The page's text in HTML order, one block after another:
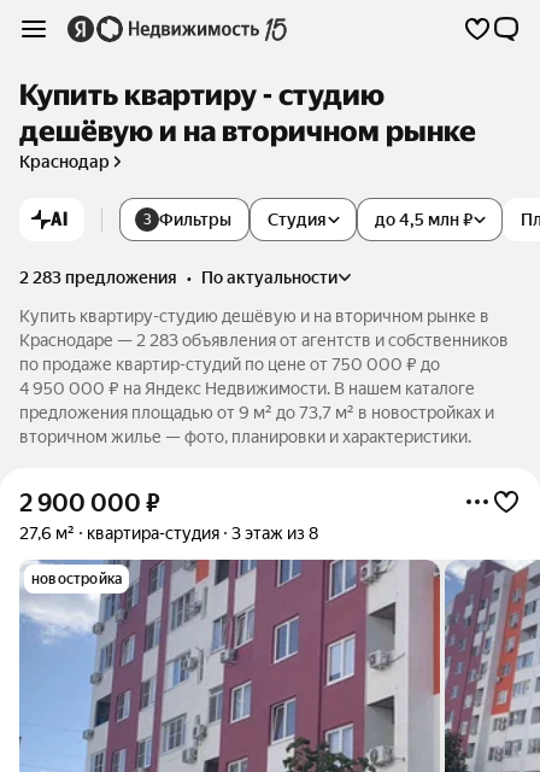
Купить квартиру - студию
дешёвую и на вторичном рынке
Краснодар
AI 3 Фильтры Студия до 4,5 млн ₽
2 283 предложения •
по актуальности
Купить квартиру-студию дешёвую и на вторичном рынке в
Краснодаре — 2 283 объявления от агентств и собственников
по продаже квартир-студий по цене от 750 000 ₽ до
4 950 000 ₽ на Яндекс Недвижимости. В нашем каталоге
предложения площадью от 9 м² до 73,7 м² в новостройках и
вторичном жилье — фото, планировки и характеристики.
2 900 000 ₽
27,6 м² квартира-студия 3 этаж из 8
новостройка